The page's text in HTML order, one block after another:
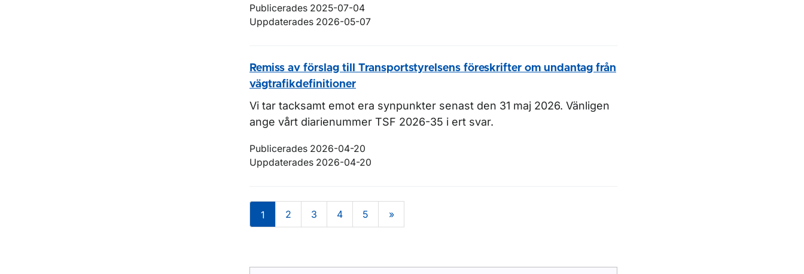
Publicerades 2025-07-04
Uppdaterades 2026-05-07
Remiss av förslag till Transportstyrelsens föreskrifter om undantag från
vägtrafikdefinitioner
Vi tar tacksamt emot era synpunkter senast den 31 maj 2026. Vänligen
ange vårt diarienummer TSF 2026-35 i ert svar.
Publicerades 2026-04-20
Uppdaterades 2026-04-20
1 2 3 4 5 »